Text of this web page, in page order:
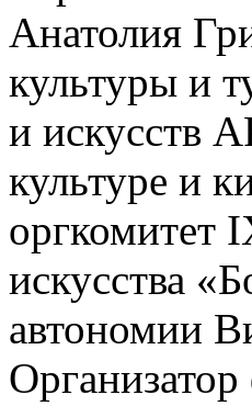
Анатолия
культуры и
и искусств
культуре и
оргкомитет
искусства
автономии